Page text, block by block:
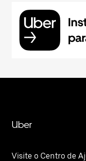
Uber
Visite o Centro de